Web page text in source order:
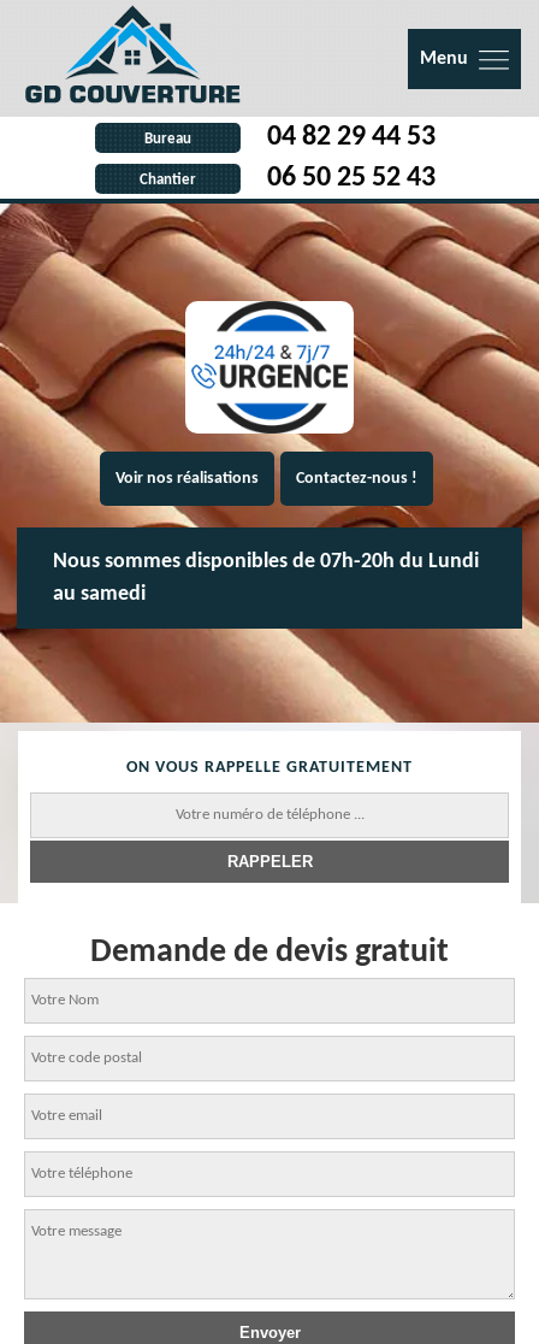
Menu
Bureau 04 82 29 44 53
Chantier 06 50 25 52 43
Voir nos réalisations Contactez-nous !
Nous sommes disponibles de 07h-20h du Lundi
au samedi
ON VOUS RAPPELLE GRATUITEMENT
Demande de devis gratuit